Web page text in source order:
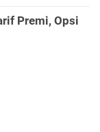
Premi, Opsi